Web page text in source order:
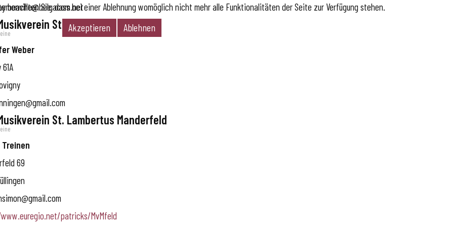
St. Josef Hünningen
Weber
St. Lambertus Manderfeld
Treinen
69
patricks/MvMfeld
Sie, dass bei einer Ablehnung womöglich nicht mehr alle Funktionalitäten der Seite zur Verfügung stehen.
Akzeptieren Ablehnen